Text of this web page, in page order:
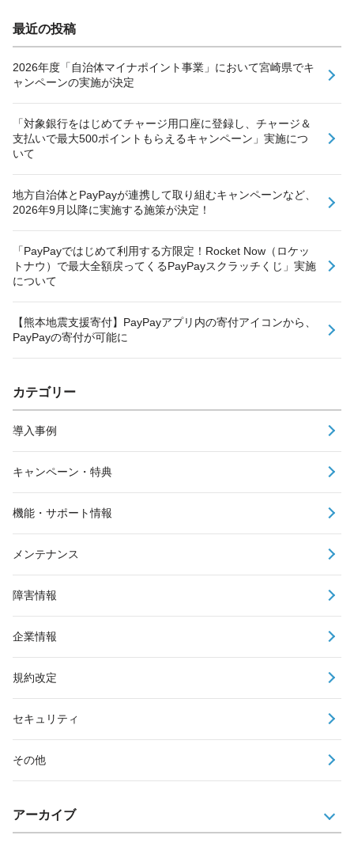
最近の投稿
2026年度「自治体マイナポイント事業」において宮崎県でキ
ャンペーンの実施が決定
「対象銀行をはじめてチャージ用口座に登録し、チャージ＆
支払いで最大500ポイントもらえるキャンペーン」実施につ
いて
地方自治体とPayPayが連携して取り組むキャンペーンなど、
2026年9月以降に実施する施策が決定！
「PayPayではじめて利用する方限定！Rocket Now（ロケッ
トナウ）で最大全額戻ってくるPayPayスクラッチくじ」実施
について
【熊本地震支援寄付】PayPayアプリ内の寄付アイコンから、
PayPayの寄付が可能に
カテゴリー
導入事例
キャンペーン・特典
機能・サポート情報
メンテナンス
障害情報
企業情報
規約改定
セキュリティ
その他
アーカイブ